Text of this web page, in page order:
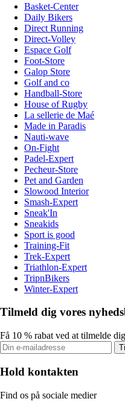
Basket-Center
Daily Bikers
Direct Running
Direct-Volley
Espace Golf
Foot-Store
Galop Store
Golf and co
Handball-Store
House of Rugby
La sellerie de Maé
Made in Paradis
Nauti-wave
On-Fight
Padel-Expert
Pecheur-Store
Pet and Garden
Slowood Interior
Smash-Expert
Sneak'In
Sneakids
Sport is good
Training-Fit
Trek-Expert
Triathlon-Expert
TripnBikers
Winter-Expert
Tilmeld dig vores
Få 10 % rabat ved at tilmelde
Hold kontakten
Find os på sociale medier